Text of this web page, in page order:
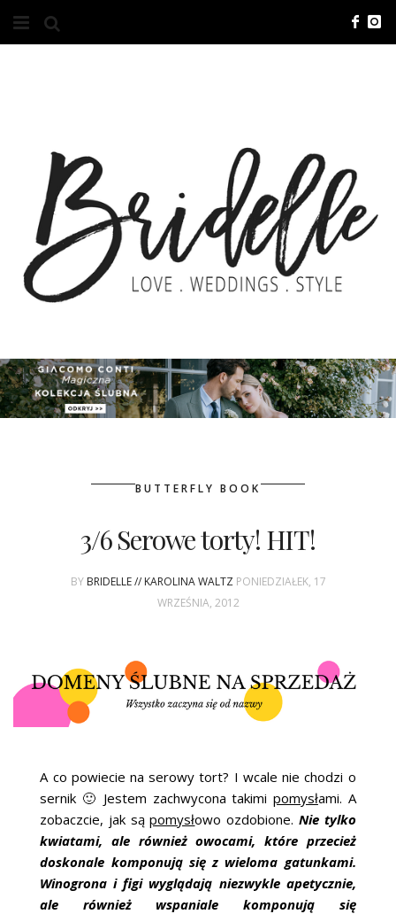
O NAS
KONTAKT
REKLAMA
ADVERTISING
ZGŁOSZENIA
KSIĄŻKI BRIDELLE
WASZE ŚLUBY
{HOT SEXY BEST}
ŚLUBNE STYLE
MAGAZYNY
ARCHIWUM
BUTTERFLY BOOK
3/6 Serowe torty! HIT!
BY BRIDELLE // KAROLINA WALTZ PONIEDZIAŁEK, 17
WRZEŚNIA, 2012
A co powiecie na serowy tort? I wcale nie chodzi o
sernik 🙂 Jestem zachwycona takimi pomysłami. A
zobaczcie, jak sąpomysłowo ozdobione. Nie tylko
kwiatami, ale również owocami, które przecież
doskonale komponują się z wieloma gatunkami.
Winogrona i figi wyglądają niezwykle apetycznie,
ale również wspaniale komponują się